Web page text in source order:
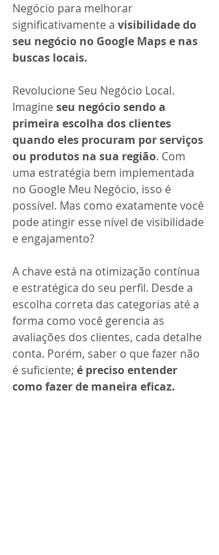
Negócio para melhorar
significativamente a visibilidade do
seu negócio no Google Maps e nas
buscas locais.
Revolucione Seu Negócio Local.
Imagine seu negócio sendo a
primeira escolha dos clientes
quando eles procuram por serviços
ou produtos na sua região. Com
uma estratégia bem implementada
no Google Meu Negócio, isso é
possível. Mas como exatamente você
pode atingir esse nível de visibilidade
e engajamento?
A chave está na otimização contínua
e estratégica do seu perfil. Desde a
escolha correta das categorias até a
forma como você gerencia as
avaliações dos clientes, cada detalhe
conta. Porém, saber o que fazer não
é suficiente; é preciso entender
como fazer de maneira eficaz.